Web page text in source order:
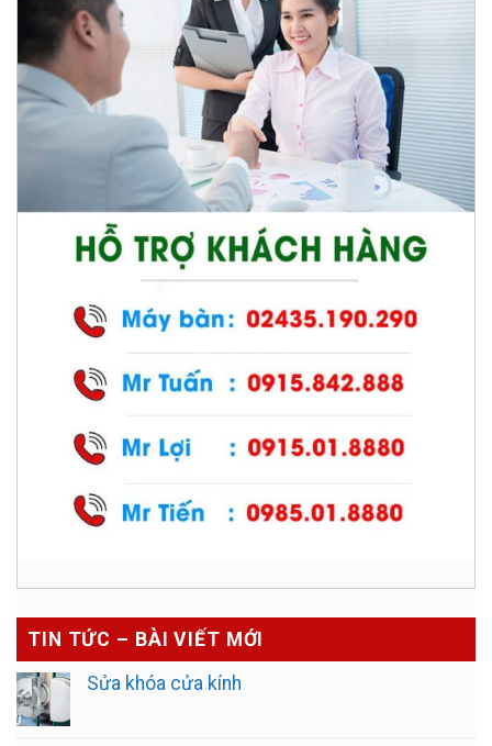
TIN TỨC – BÀI VIẾT MỚI
Sửa khóa cửa kính